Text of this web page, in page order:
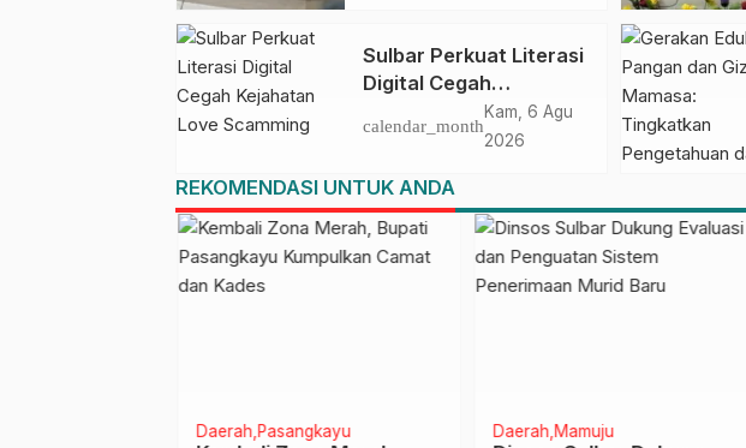
Sulbar Perkuat Literasi
Digital Cegah
Kejahatan Love
Scamming
calendar_month
Kam, 6 Agu
2026
REKOMENDASI UNTUK ANDA
Daerah Pasangkayu Daerah Mamuju